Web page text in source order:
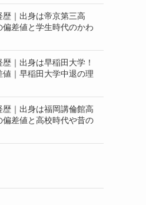
｜出身は帝京第三高
差値と学生時代のかわ
｜出身は早稲田大学！
｜早稲田大学中退の理
｜出身は福岡講倫館高
差値と高校時代や昔の